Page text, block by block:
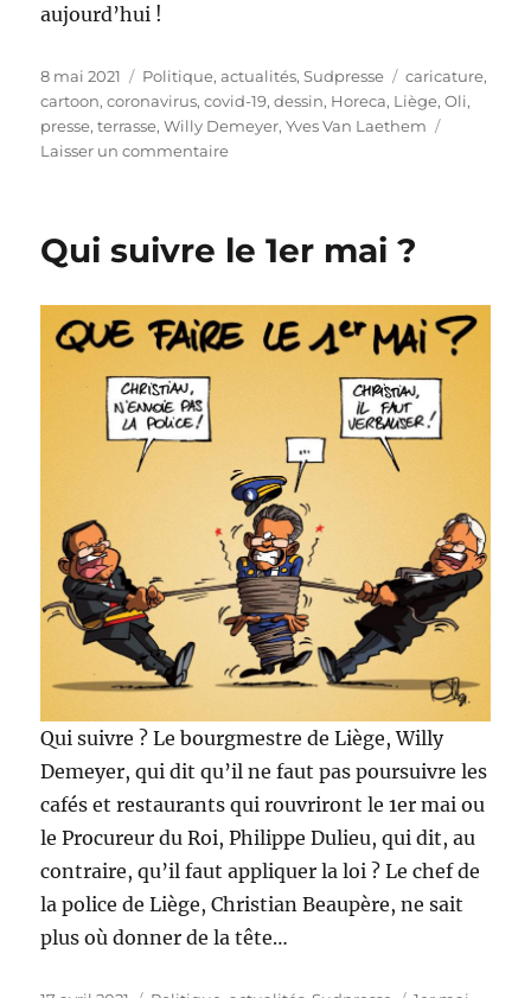
aujourd’hui !
Publié
le
8 mai 2021 Catégories
Politique, actualités,Sudpresse Étiquettes
caricature,
cartoon,coronavirus,covid-19,dessin, Horeca, Liège,Oli,
presse,terrasse,Willy Demeyer,Yves Van Laethem
Laisser un commentairesur
Qui suivre le 1er mai ?
Qui suivre ? Le bourgmestre de Liège, Willy
Demeyer, qui dit qu’il ne faut pas poursuivre les
cafés et restaurants qui rouvriront le 1er mai ou
le Procureur du Roi, Philippe Dulieu, qui dit, au
contraire, qu’il faut appliquer la loi ? Le chef de
la police de Liège, Christian Beaupère, ne sait
plus où donner de la tête…